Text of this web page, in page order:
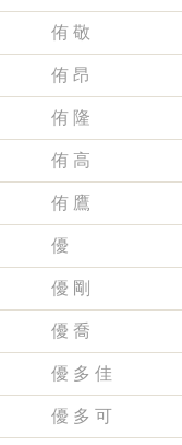
侑 敬
侑 昂
侑 隆
侑 高
侑 鷹
優
優 剛
優 喬
優 多 佳
優 多 可